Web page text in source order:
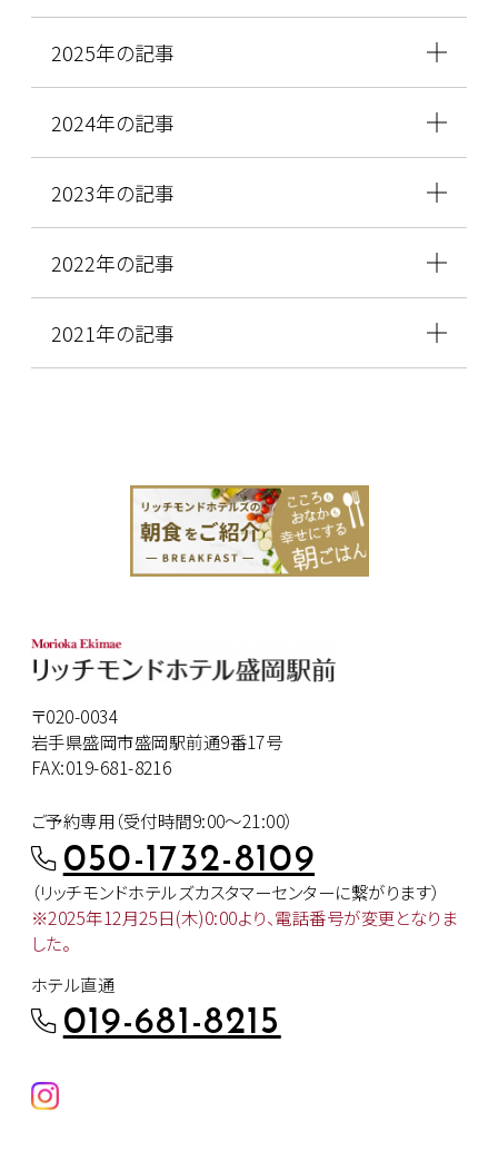
2025年の記事
2024年の記事
2023年の記事
2022年の記事
2021年の記事
〒020-0034
岩手県盛岡市盛岡駅前通9番17号
FAX:019-681-8216
ご予約専用（受付時間9:00～21:00）
050-1732-8109
（リッチモンドホテルズカスタマーセンターに繋がります）
※2025年12月25日(木)0:00より、電話番号が変更となりま
した。
ホテル直通
019-681-8215